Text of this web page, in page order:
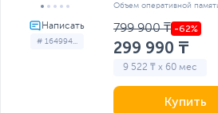
# 164994...
Объем оперативной
799 900 ₸
299 990 ₸
9 522 ₸ x 60 мес
Купить